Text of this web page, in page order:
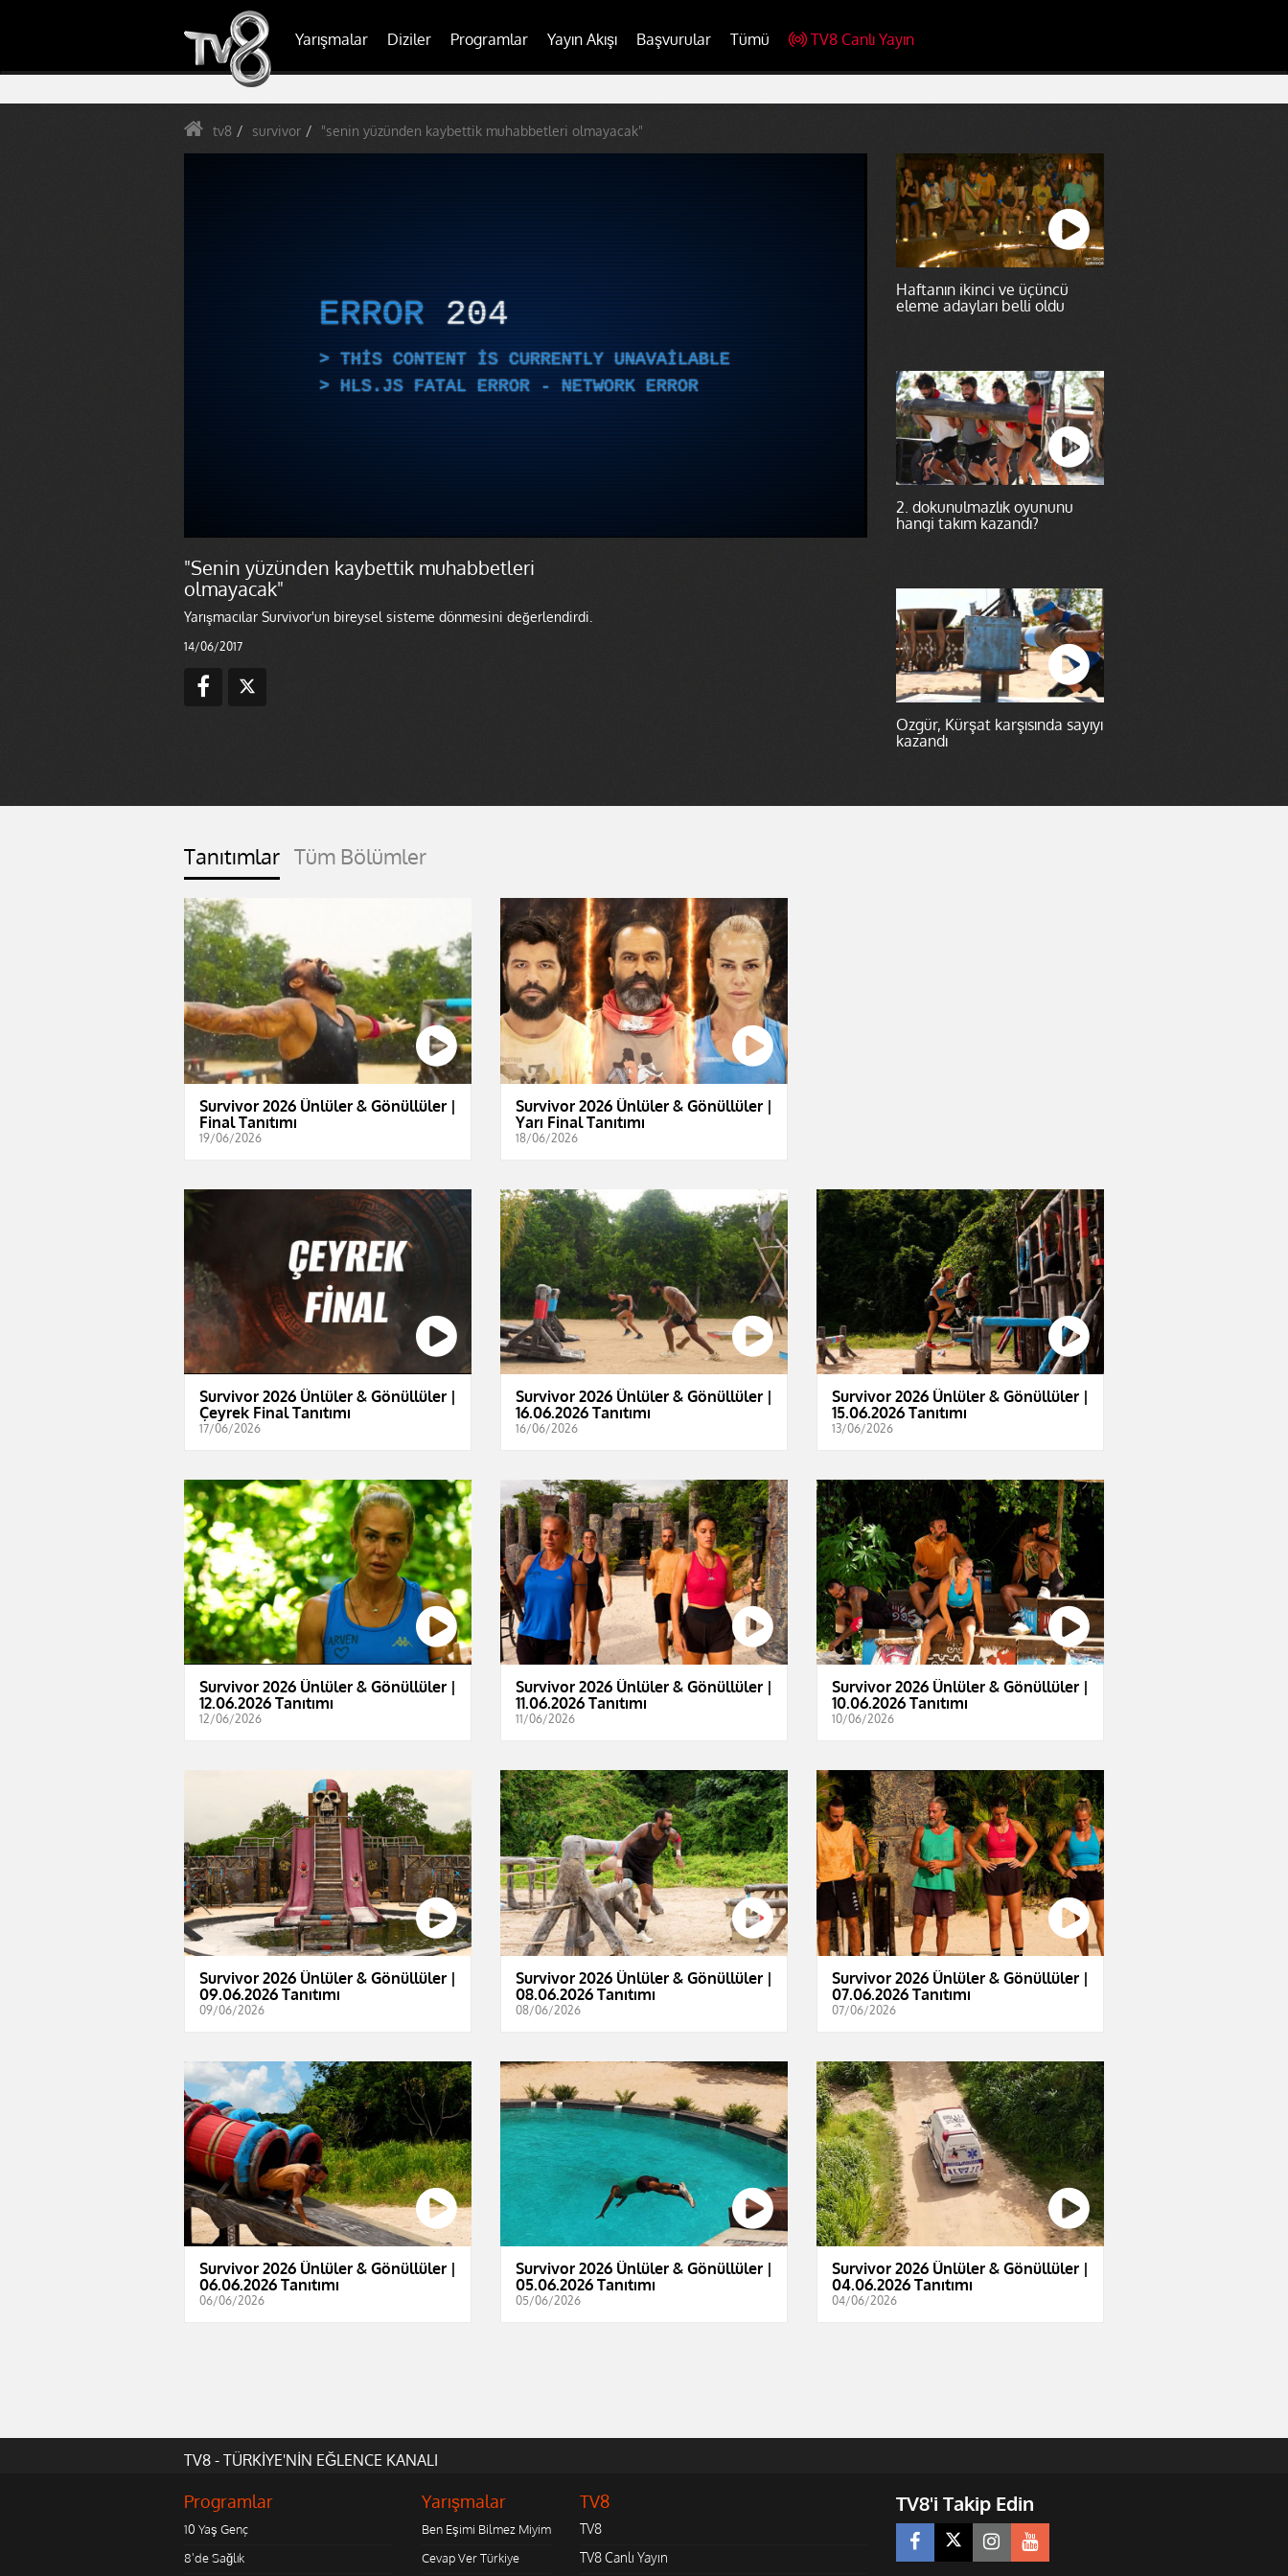
Yarışmalar Diziler Programlar Yayın Akışı Başvurular Tümü TV8 Canlı Yayın
tv8 survivor "senin yüzünden kaybettik muhabbetleri olmayacak"
ERROR 204
THIS CONTENT IS CURRENTLY UNAVAILABLE
HLS.JS FATAL ERROR - NETWORK ERROR
"Senin yüzünden kaybettik muhabbetleri
olmayacak"
Yarışmacılar Survivor'un bireysel sisteme dönmesini değerlendirdi.
14/06/2017
Haftanın ikinci ve üçüncü
eleme adayları belli oldu
2. dokunulmazlık oyununu
hangi takım kazandı?
Özgür, Kürşat karşısında sayıyı
kazandı
Tanıtımlar Tüm Bölümler
Survivor 2026 Ünlüler & Gönüllüler |
Final Tanıtımı
19/06/2026
Survivor 2026 Ünlüler & Gönüllüler |
Yarı Final Tanıtımı
18/06/2026
Survivor 2026 Ünlüler & Gönüllüler |
Çeyrek Final Tanıtımı
17/06/2026
Survivor 2026 Ünlüler & Gönüllüler |
16.06.2026 Tanıtımı
16/06/2026
Survivor 2026 Ünlüler & Gönüllüler |
15.06.2026 Tanıtımı
13/06/2026
Survivor 2026 Ünlüler & Gönüllüler |
12.06.2026 Tanıtımı
12/06/2026
Survivor 2026 Ünlüler & Gönüllüler |
11.06.2026 Tanıtımı
11/06/2026
Survivor 2026 Ünlüler & Gönüllüler |
10.06.2026 Tanıtımı
10/06/2026
Survivor 2026 Ünlüler & Gönüllüler |
09.06.2026 Tanıtımı
09/06/2026
Survivor 2026 Ünlüler & Gönüllüler |
08.06.2026 Tanıtımı
08/06/2026
Survivor 2026 Ünlüler & Gönüllüler |
07.06.2026 Tanıtımı
07/06/2026
Survivor 2026 Ünlüler & Gönüllüler |
06.06.2026 Tanıtımı
06/06/2026
Survivor 2026 Ünlüler & Gönüllüler |
05.06.2026 Tanıtımı
05/06/2026
Survivor 2026 Ünlüler & Gönüllüler |
04.06.2026 Tanıtımı
04/06/2026
TV8 - TÜRKİYE'NİN EĞLENCE KANALI
Programlar
10 Yaş Genç
8'de Sağlık
Yarışmalar
Ben Eşimi Bilmez Miyim
Cevap Ver Türkiye
TV8
TV8
TV8 Canlı Yayın
TV8'i Takip Edin